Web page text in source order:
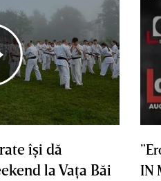
îşi dă
la Vaţa Băi
IN